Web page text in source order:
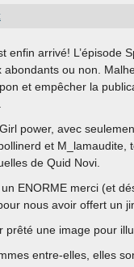
enfin arrivé! L’épisode
abondants ou non.
et empêcher la
power, avec
et M_lamaudite,
de Quid Novi.
ENORME merci (et
nous avoir offert un
prêté une image pour
entre-elles, elles